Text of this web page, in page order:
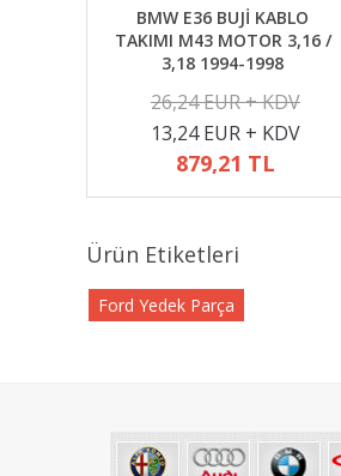
BMW E36 BUJİ KABLO
TAKIMI M43 MOTOR 3,16 /
3,18 1994-1998
26,24 EUR + KDV
13,24 EUR + KDV
879,21 TL
Ürün Etiketleri
Ford Yedek Parça